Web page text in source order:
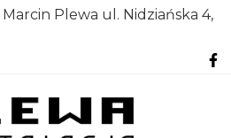
Plewa ul. Nidziańska 4,